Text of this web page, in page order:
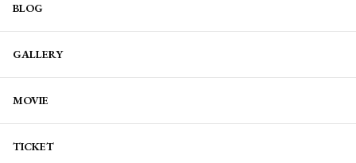
BLOG
GALLERY
MOVIE
TICKET